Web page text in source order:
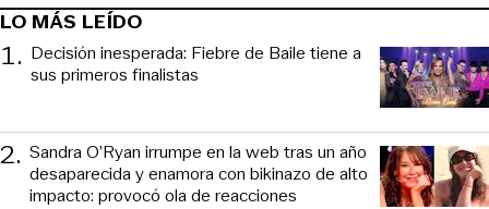
LO MÁS LEÍDO
1. Decisión inesperada: Fiebre de Baile tiene a
sus primeros finalistas
2. Sandra O’Ryan irrumpe en la web tras un año
desaparecida y enamora con bikinazo de alto
impacto: provocó ola de reacciones